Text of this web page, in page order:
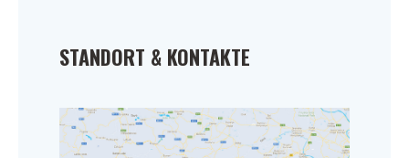
STANDORT & KONTAKTE